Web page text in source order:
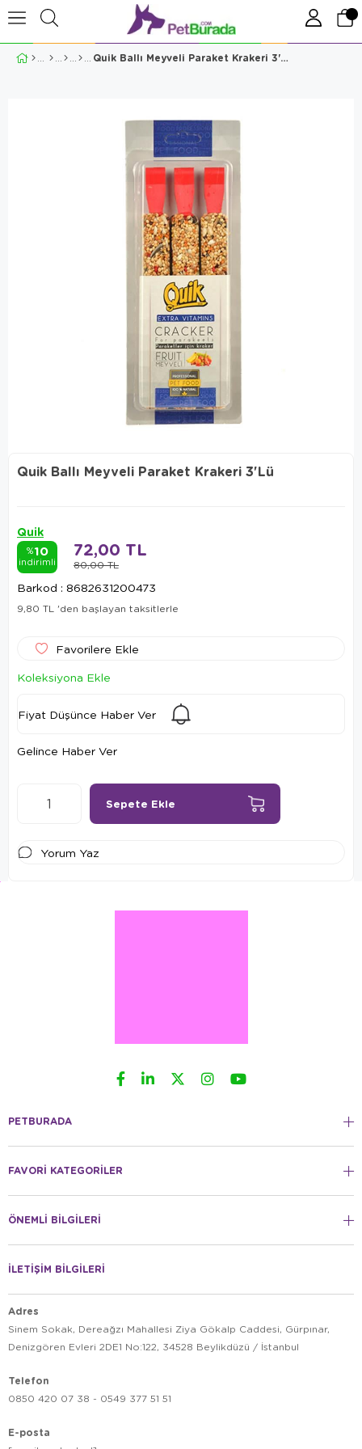
Quik Ballı Meyveli Paraket Krakeri 3'Lü
Quik Ballı Meyveli Paraket Krakeri 3'Lü
Quik
%10
indirimli 80,00 TL
72,00 TL
Barkod : 8682631200473
9,80 TL 'den başlayan taksitlerle
Favorilere Ekle
Koleksiyona Ekle
Fiyat Düşünce Haber Ver
Gelince Haber Ver
Yorum Yaz
PETBURADA
FAVORİ KATEGORİLER
ÖNEMLİ BİLGİLERİ
İLETİŞİM BİLGİLERİ
Adres
Sinem Sokak, Dereağzı Mahallesi Ziya Gökalp Caddesi, Gürpınar,
Denizgören Evleri 2DE1 No:122, 34528 Beylikdüzü / İstanbul
Telefon
0850 420 07 38 - 0549 377 51 51
E-posta